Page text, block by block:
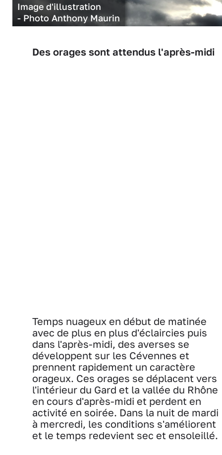
Image d'illustration
- Photo Anthony Maurin
Des orages sont attendus l'après-midi
Temps nuageux en début de matinée
avec de plus en plus d'éclaircies puis
dans l'après-midi, des averses se
développent sur les Cévennes et
prennent rapidement un caractère
orageux. Ces orages se déplacent vers
l'intérieur du Gard et la vallée du Rhône
en cours d'après-midi et perdent en
activité en soirée. Dans la nuit de mardi
à mercredi, les conditions s'améliorent
et le temps redevient sec et ensoleillé.